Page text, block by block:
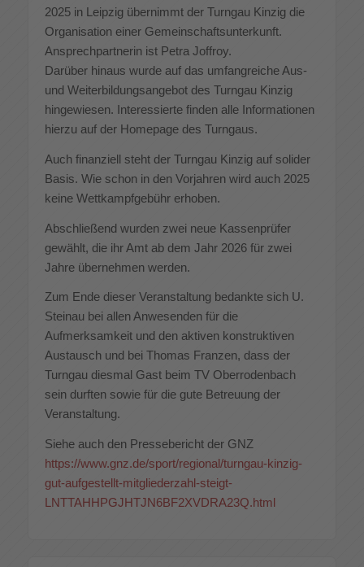
2025 in Leipzig übernimmt der Turngau Kinzig die
Organisation einer Gemeinschaftsunterkunft.
Ansprechpartnerin ist Petra Joffroy.
Darüber hinaus wurde auf das umfangreiche Aus-
und Weiterbildungsangebot des Turngau Kinzig
hingewiesen. Interessierte finden alle Informationen
hierzu auf der Homepage des Turngaus.
Auch finanziell steht der Turngau Kinzig auf solider
Basis. Wie schon in den Vorjahren wird auch 2025
keine Wettkampfgebühr erhoben.
Abschließend wurden zwei neue Kassenprüfer
gewählt, die ihr Amt ab dem Jahr 2026 für zwei
Jahre übernehmen werden.
Zum Ende dieser Veranstaltung bedankte sich U.
Steinau bei allen Anwesenden für die
Aufmerksamkeit und den aktiven konstruktiven
Austausch und bei Thomas Franzen, dass der
Turngau diesmal Gast beim TV Oberrodenbach
sein durften sowie für die gute Betreuung der
Veranstaltung.
Siehe auch den Pressebericht der GNZ
https://www.gnz.de/sport/regional/turngau-kinzig-
gut-aufgestellt-mitgliederzahl-steigt-
LNTTAHHPGJHTJN6BF2XVDRA23Q.html